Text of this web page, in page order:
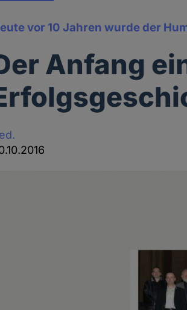
vor 10 Jahren wurde der
Anfang